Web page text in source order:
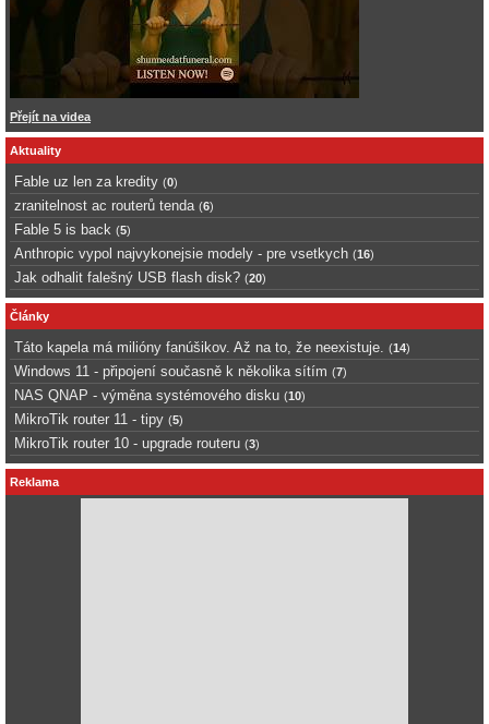
Přejít na videa
Aktuality
Fable uz len za kredity (0)
zranitelnost ac routerů tenda (6)
Fable 5 is back (5)
Anthropic vypol najvykonejsie modely - pre vsetkych (16)
Jak odhalit falešný USB flash disk? (20)
Články
Táto kapela má milióny fanúšikov. Až na to, že neexistuje. (14)
Windows 11 - připojení současně k několika sítím (7)
NAS QNAP - výměna systémového disku (10)
MikroTik router 11 - tipy (5)
MikroTik router 10 - upgrade routeru (3)
Reklama